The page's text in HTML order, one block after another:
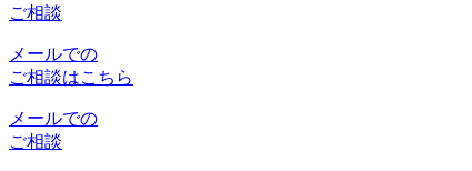
ご相談
メールでの
ご相談はこちら
メールでの
ご相談